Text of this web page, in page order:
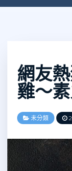
網友
雞～
未分類